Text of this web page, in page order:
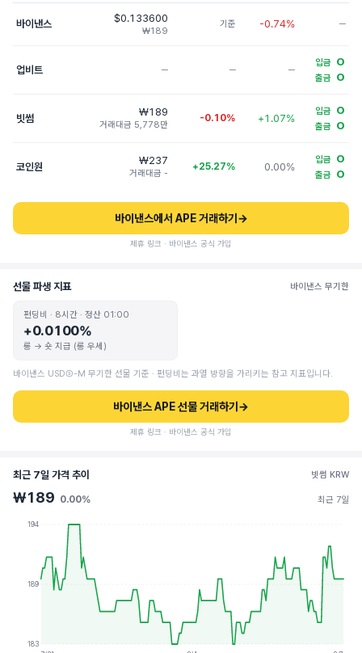
바이낸스 $0.133600
₩189
기준 -0.74% ─
업비트 ─ ─ ─
입금 O
출금 O
빗썸
₩189
거래대금 5,778만
-0.10% +1.07%
입금 O
출금 O
코인원
₩237
거래대금 -
+25.27% 0.00%
입금 O
출금 O
바이낸스에서 APE 거래하기 →
제휴 링크 · 바이낸스 공식 가입
선물 파생 지표 바이낸스 무기한
펀딩비 · 8시간 · 정산 01:00
+0.0100%
롱 → 숏 지급 (롱 우세)
바이낸스 USDⓈ-M 무기한 선물 기준 · 펀딩비는 과열 방향을 가리키는 참고 지표입니다.
바이낸스 APE 선물 거래하기 →
제휴 링크 · 바이낸스 공식 가입
최근 7일 가격 추이 빗썸 KRW
₩189 0.00% 최근 7일
194
189
183